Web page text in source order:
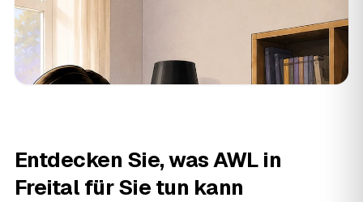
Entdecken Sie, was AWL in
Freital für Sie tun kann